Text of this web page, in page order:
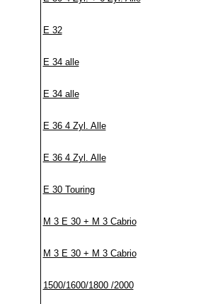
E 32
E 34 alle
E 34 alle
E 36 4 Zyl. Alle
E 36 4 Zyl. Alle
E 30 Touring
M 3 E 30 + M 3 Cabrio
M 3 E 30 + M 3 Cabrio
1500/1600/1800 /2000